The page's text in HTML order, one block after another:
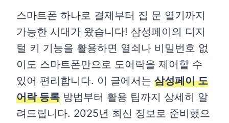
스마트폰 하나로 결제부터 집 문 열기까지
가능한 시대가 왔습니다! 삼성페이의 디지
털 키 기능을 활용하면 열쇠나 비밀번호 없
이도 스마트폰만으로 도어락을 제어할 수
있어 편리합니다. 이 글에서는 삼성페이 도
어락 등록 방법부터 활용 팁까지 상세히 알
려드립니다. 2025년 최신 정보로 준비했으